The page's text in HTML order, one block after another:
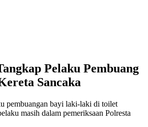
Pelaku Pembuang
Sancaka
pembuangan bayi laki-laki di toilet
masih dalam pemeriksaan Polresta